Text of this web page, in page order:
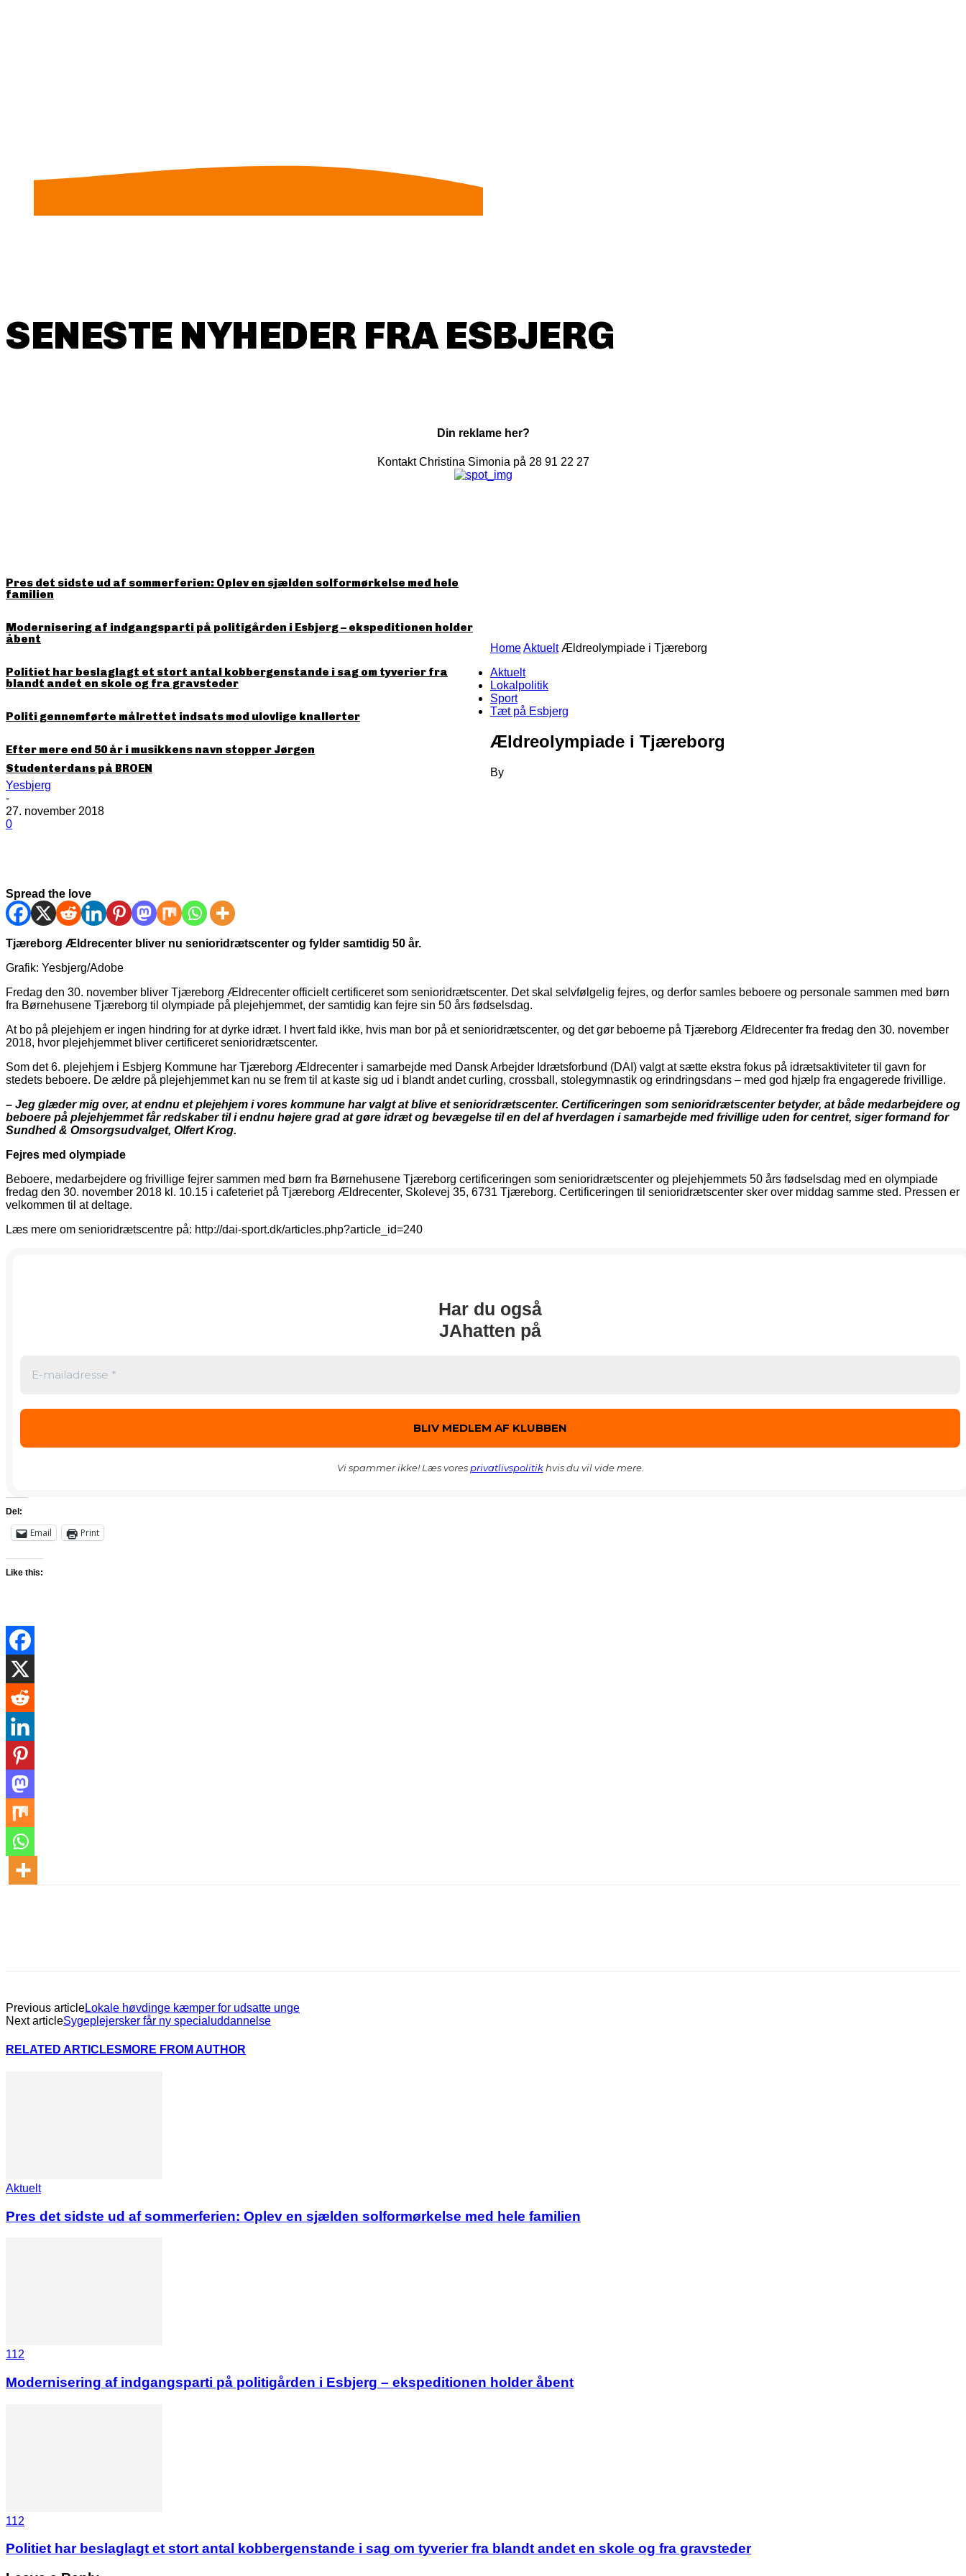
SENESTE NYHEDER FRA ESBJERG
Din reklame her?
Kontakt Christina Simonia på 28 91 22 27
Pres det sidste ud af sommerferien: Oplev en sjælden solformørkelse med hele
familien
Modernisering af indgangsparti på politigården i Esbjerg – ekspeditionen holder
åbent
Politiet har beslaglagt et stort antal kobbergenstande i sag om tyverier fra
blandt andet en skole og fra gravsteder
Politi gennemførte målrettet indsats mod ulovlige knallerter
Efter mere end 50 år i musikkens navn stopper Jørgen
Studenterdans på BROEN
HomeAktuelt Ældreolympiade i Tjæreborg
Aktuelt
Lokalpolitik
Sport
Tæt på Esbjerg
Ældreolympiade i Tjæreborg
By
Yesbjerg
-
27. november 2018
0
Spread the love
Tjæreborg Ældrecenter bliver nu senioridrætscenter og fylder samtidig 50 år.
Grafik: Yesbjerg/Adobe
Fredag den 30. november bliver Tjæreborg Ældrecenter officielt certificeret som senioridrætscenter. Det skal selvfølgelig fejres, og derfor samles beboere og personale sammen med børn
fra Børnehusene Tjæreborg til olympiade på plejehjemmet, der samtidig kan fejre sin 50 års fødselsdag.
At bo på plejehjem er ingen hindring for at dyrke idræt. I hvert fald ikke, hvis man bor på et senioridrætscenter, og det gør beboerne på Tjæreborg Ældrecenter fra fredag den 30. november
2018, hvor plejehjemmet bliver certificeret senioridrætscenter.
Som det 6. plejehjem i Esbjerg Kommune har Tjæreborg Ældrecenter i samarbejde med Dansk Arbejder Idrætsforbund (DAI) valgt at sætte ekstra fokus på idrætsaktiviteter til gavn for
stedets beboere. De ældre på plejehjemmet kan nu se frem til at kaste sig ud i blandt andet curling, crossball, stolegymnastik og erindringsdans – med god hjælp fra engagerede frivillige.
– Jeg glæder mig over, at endnu et plejehjem i vores kommune har valgt at blive et senioridrætscenter. Certificeringen som senioridrætscenter betyder, at både medarbejdere og
beboere på plejehjemmet får redskaber til i endnu højere grad at gøre idræt og bevægelse til en del af hverdagen i samarbejde med frivillige uden for centret, siger formand for
Sundhed & Omsorgsudvalget, Olfert Krog.
Fejres med olympiade
Beboere, medarbejdere og frivillige fejrer sammen med børn fra Børnehusene Tjæreborg certificeringen som senioridrætscenter og plejehjemmets 50 års fødselsdag med en olympiade
fredag den 30. november 2018 kl. 10.15 i cafeteriet på Tjæreborg Ældrecenter, Skolevej 35, 6731 Tjæreborg. Certificeringen til senioridrætscenter sker over middag samme sted. Pressen er
velkommen til at deltage.
Læs mere om senioridrætscentre på: http://dai-sport.dk/articles.php?article_id=240
Har du også
JAhatten på
Vi spammer ikke! Læs voresprivatlivspolitikhvis du vil vide mere.
Del:
Email Print
Like this:
Previous articleLokale høvdinge kæmper for udsatte unge
Next articleSygeplejersker får ny specialuddannelse
RELATED ARTICLES MORE FROM AUTHOR
Aktuelt
Pres det sidste ud af sommerferien: Oplev en sjælden solformørkelse med hele familien
112
Modernisering af indgangsparti på politigården i Esbjerg – ekspeditionen holder åbent
112
Politiet har beslaglagt et stort antal kobbergenstande i sag om tyverier fra blandt andet en skole og fra gravsteder